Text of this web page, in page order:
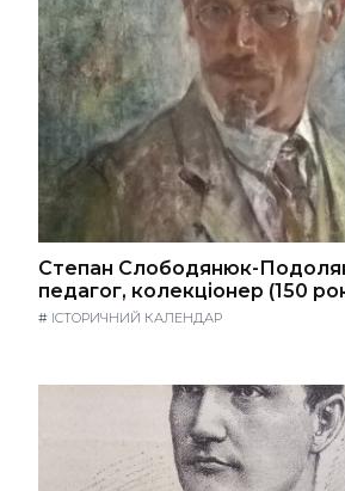
Степан Слободянюк-
педагог, колекціонер (150
# ІСТОРИЧНИЙ КАЛЕНДАР